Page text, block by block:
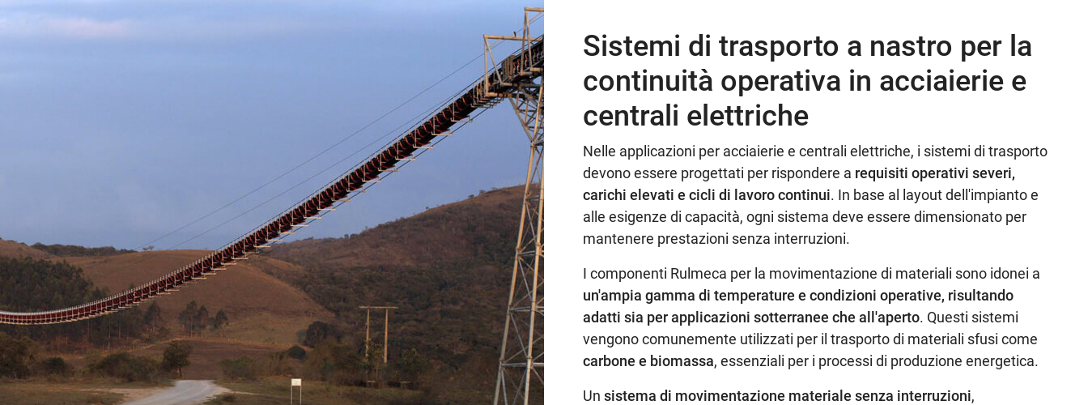
Sistemi di trasporto a nastro per la
continuità operativa in acciaierie e
centrali elettriche
Nelle applicazioni per acciaierie e centrali elettriche, i sistemi di trasporto
devono essere progettati per rispondere a requisiti operativi severi,
carichi elevati e cicli di lavoro continui. In base al layout dell'impianto e
alle esigenze di capacità, ogni sistema deve essere dimensionato per
mantenere prestazioni senza interruzioni.
I componenti Rulmeca per la movimentazione di materiali sono idonei a
un'ampia gamma di temperature e condizioni operative, risultando
adatti sia per applicazioni sotterranee che all'aperto. Questi sistemi
vengono comunemente utilizzati per il trasporto di materiali sfusi come
carbone e biomassa, essenziali per i processi di produzione energetica.
Un sistema di movimentazione materiale senza interruzioni,